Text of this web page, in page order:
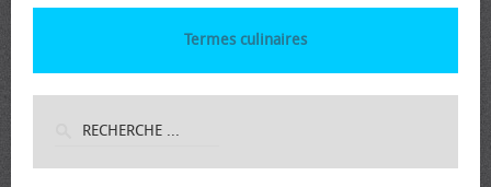
Termes culinaires